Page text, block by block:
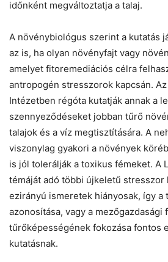
időnként megváltoztatja a talaj.
A növénybiológus szerint a kutatás
az is, ha olyan növényfajt vagy
amelyet fitoremediációs célra
antropogén stresszorok kapcsán.
Intézetben régóta kutatják annak a
szennyeződéseket jobban tűrő
talajok és a víz megtisztítására. A
viszonylag gyakori a növények
is jól tolerálják a toxikus fémeket. A
témáját adó többi újkeletű stresszor
ezirányú ismeretek hiányosak, így a
azonosítása, vagy a mezőgazdasági
tűrőképességének fokozása fontos
kutatásnak.